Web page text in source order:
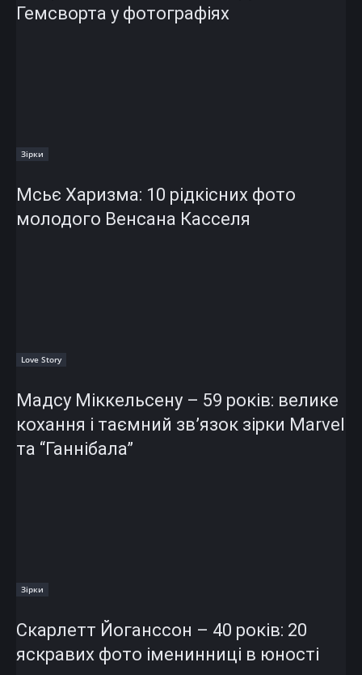
Гемсворта у фотографіях
Зірки
Мсьє Харизма: 10 рідкісних фото
молодого Венсана Касселя
Love Story
Мадсу Міккельсену – 59 років: велике
кохання і таємний зв’язок зірки Marvel
та “Ганнібала”
Зірки
Скарлетт Йоганссон – 40 років: 20
яскравих фото іменинниці в юності